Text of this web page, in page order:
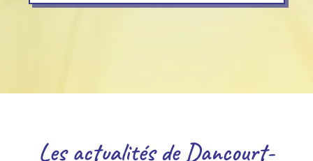
Les actualités de Dancourt-